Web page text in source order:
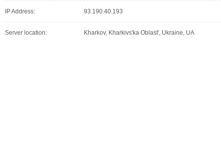
IP Address: 93.190.40.193
Server location: Kharkov, Kharkivs'ka Oblast', Ukraine, UA